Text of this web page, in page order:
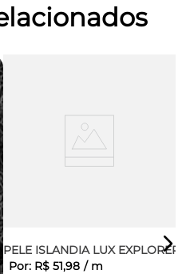
PELE ISLANDIA LUX EXPLORER
Por: R$ 51,98 / m